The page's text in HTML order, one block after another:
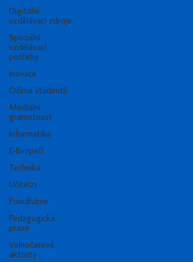
Digitální
vzdělávací zdroje
Speciální
vzdělávací
potřeby
Inovace
Očima studentů
Mediální
gramotnost
Informatika
E-Bezpečí
Technika
Učitel21
Pomáháme
Pedagogická
praxe
Volnočasové
aktivity